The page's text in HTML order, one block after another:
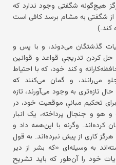
هیچ‌گونه شگفتی وجود ندارد که
شگفتی به مشام برسد کافی است
کند.)
گذشتگان می‌دوند، و با پس و
حل کردن تدریجیِ قواعد و قوانین
و کند خود، که با احتیاط
می‌رانند، و گمان می‌کنند که
تازه‌تری به وجود می‌آورند، تازه
تحکیم مبانیِ موقعیت خود، در
هو و جنجال پرداخته، یک انبار
کرده‌اند. وگرنه با این‌همه داد و
کاری از پیش نبرده‌اند. به قول
به وسیله‌ای «که بشر از دیر
خود را آن‌طور که باید تشریح